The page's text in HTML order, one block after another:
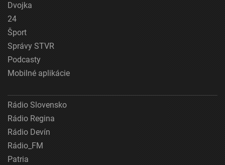
Dvojka
24
Šport
Správy STVR
Podcasty
Mobilné aplikácie
Rádio Slovensko
Rádio Regina
Rádio Devín
Rádio_FM
Patria